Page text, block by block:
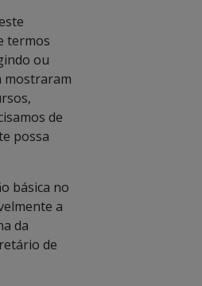
termos
ou
mostraram
de
possa
básica no
a
da
de